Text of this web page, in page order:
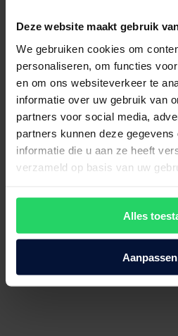
Deze website maakt gebruik
We gebruiken cookies om
personaliseren, om functies
en om ons websiteverkeer te
informatie over uw gebruik van
partners voor social media,
partners kunnen deze
informatie die u aan ze heeft
verzameld op basis van uw
Alles
Aanpassen
Naast ondersteuning en comfort,
rol in een fijne slaapervaring. Een
voor een aangenaam slaapklimaat,
nachtrust. Bovendien draagt
slaapomgeving en verlengt het de
De afritsbare en wasbare matrashoes
biedt extra gemak. Deze hoes kan
worden gereinigd op 60°C, waardoor
blijft.
Gerelateerde producten
Auping matras
Bekijk product